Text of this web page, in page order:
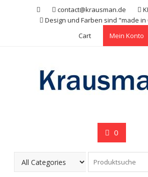
contact@krausman.de
Design und Farben sind "made
Cart
Mein Konto
0